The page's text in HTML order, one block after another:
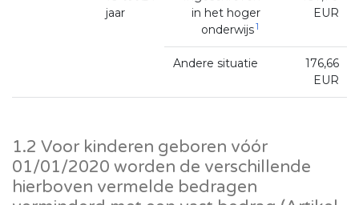
jaar
in het hoger
onderwijs1
EUR
Andere situatie
176,66
EUR
1.2 Voor kinderen geboren vóór
01/01/2020 worden de verschillende
hierboven vermelde bedragen